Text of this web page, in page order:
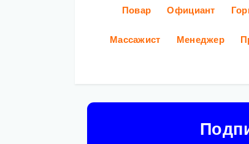
Повар Официант
Массажист Менеджер